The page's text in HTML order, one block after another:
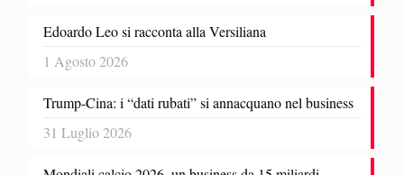
Edoardo Leo si racconta alla Versiliana
1 Agosto 2026
Trump-Cina: i “dati rubati” si annacquano nel business
31 Luglio 2026